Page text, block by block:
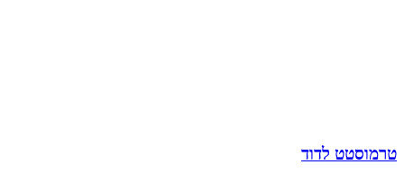
טרמוסטט לדוד